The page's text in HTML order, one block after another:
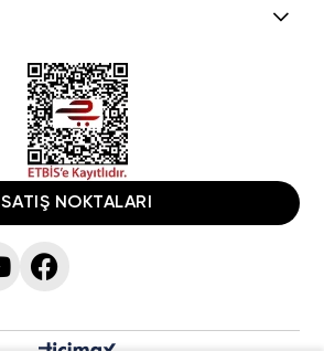
SATIŞ NOKTALARI